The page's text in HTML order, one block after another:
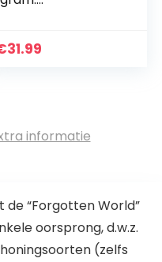
actief en rauw,
31.99
informatie
de “Forgotten World”
oorsprong, d.w.z.
(zelfs